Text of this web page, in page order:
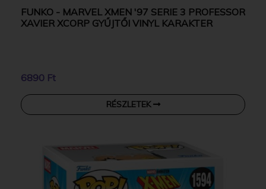
FUNKO - MARVEL XMEN '97 SERIE 3 PROFESSOR
XAVIER XCORP GYŰJTŐI VINYL KARAKTER
6890 Ft
RÉSZLETEK